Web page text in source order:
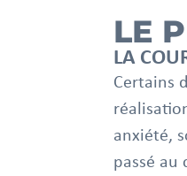
LE
LA
Certains
anxiété,
passé au